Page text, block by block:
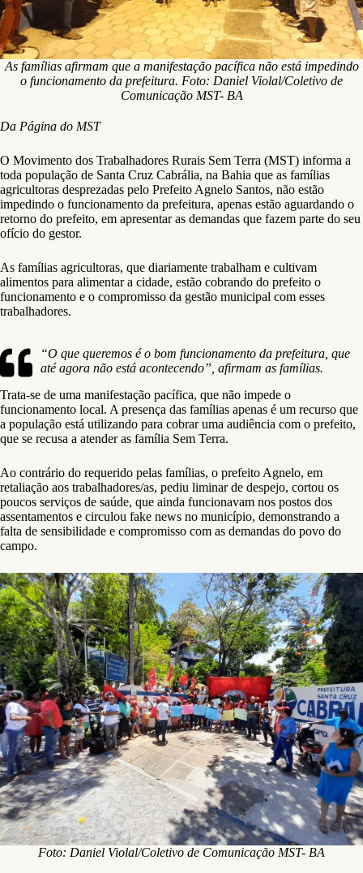
As famílias afirmam que a manifestação pacífica não está impedindo
o funcionamento da prefeitura. Foto: Daniel Violal/Coletivo de
Comunicação MST- BA
Da Página do MST
O Movimento dos Trabalhadores Rurais Sem Terra (MST) informa a
toda população de Santa Cruz Cabrália, na Bahia que as famílias
agricultoras desprezadas pelo Prefeito Agnelo Santos, não estão
impedindo o funcionamento da prefeitura, apenas estão aguardando o
retorno do prefeito, em apresentar as demandas que fazem parte do seu
ofício do gestor.
As famílias agricultoras, que diariamente trabalham e cultivam
alimentos para alimentar a cidade, estão cobrando do prefeito o
funcionamento e o compromisso da gestão municipal com esses
trabalhadores.
“O que queremos é o bom funcionamento da prefeitura, que
até agora não está acontecendo”, afirmam as famílias.
Trata-se de uma manifestação pacífica, que não impede o
funcionamento local. A presença das famílias apenas é um recurso que
a população está utilizando para cobrar uma audiência com o prefeito,
que se recusa a atender as família Sem Terra.
Ao contrário do requerido pelas famílias, o prefeito Agnelo, em
retaliação aos trabalhadores/as, pediu liminar de despejo, cortou os
poucos serviços de saúde, que ainda funcionavam nos postos dos
assentamentos e circulou fake news no município, demonstrando a
falta de sensibilidade e compromisso com as demandas do povo do
campo.
Foto: Daniel Violal/Coletivo de Comunicação MST- BA